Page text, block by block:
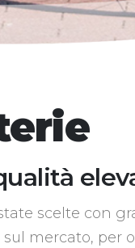
scelte con
mercato, per